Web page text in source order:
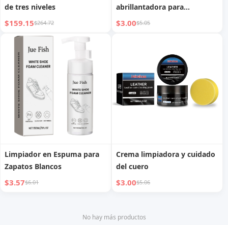
de tres niveles
$159.15$264.72
abrillantadora para
zapatillas blancas
$3.00$5.05
Limpiador en Espuma para
Zapatos Blancos
$3.57$6.01
Crema limpiadora y cuidado
del cuero
$3.00$5.06
No hay más productos